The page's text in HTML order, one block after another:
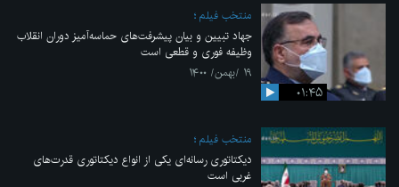
۰۱:۴۵
منتخب فیلم
جهاد تبیین و بیان پیشرفت‌های حماسه‌آمیز دوران انقلاب
وظیفه فوری و قطعی است
۱۹ /بهمن/ ۱۴۰۰
منتخب فیلم
دیکتاتوری رسانه‌ای یکی از انواع دیکتاتوری قدرت‌های
غربی است